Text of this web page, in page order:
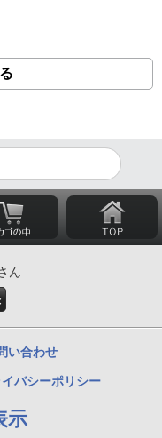
ん
い合わせ
バシーポリシー
示